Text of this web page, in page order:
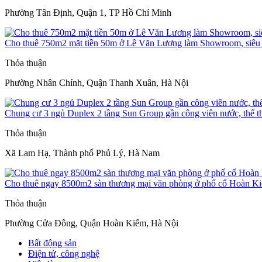
Phường Tân Định, Quận 1, TP Hồ Chí Minh
Cho thuê 750m2 mặt tiền 50m ở Lê Văn Lương làm Showroom, siêu
Thỏa thuận
Phường Nhân Chính, Quận Thanh Xuân, Hà Nội
Chung cư 3 ngủ Duplex 2 tầng Sun Group gần công viên nước, thể
Thỏa thuận
Xã Lam Hạ, Thành phố Phủ Lý, Hà Nam
Cho thuê ngay 8500m2 sàn thương mại văn phòng ở phố cổ Hoàn
Thỏa thuận
Phường Cửa Đông, Quận Hoàn Kiếm, Hà Nội
Bất động sản
Điện tử, công nghệ